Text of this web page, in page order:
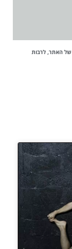
של האתר, לרבות